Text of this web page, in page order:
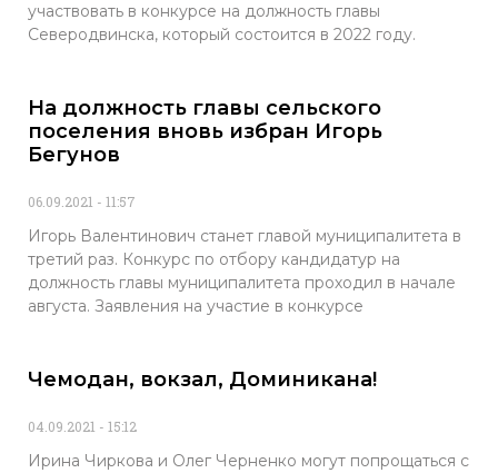
участвовать в конкурсе на должность главы
Северодвинска, который состоится в 2022 году.
На должность главы сельского
поселения вновь избран Игорь
Бегунов
06.09.2021 11:57
Игорь Валентинович станет главой муниципалитета в
третий раз. Конкурс по отбору кандидатур на
должность главы муниципалитета проходил в начале
августа. Заявления на участие в конкурсе
Чемодан, вокзал, Доминикана!
04.09.2021 15:12
Ирина Чиркова и Олег Черненко могут попрощаться с